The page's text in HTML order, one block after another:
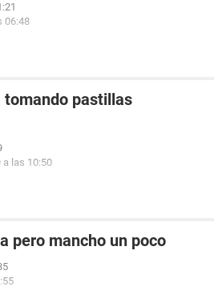
06:48
tomando pastillas
a las 10:50
pero mancho un poco